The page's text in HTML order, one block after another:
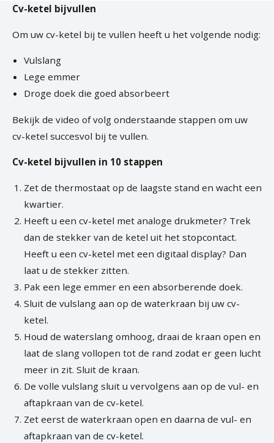
Cv-ketel bijvullen
Om uw cv-ketel bij te vullen heeft u het volgende nodig:
Vulslang
Lege emmer
Droge doek die goed absorbeert
Bekijk de video of volg onderstaande stappen om uw
cv-ketel succesvol bij te vullen.
Cv-ketel bijvullen in 10 stappen
Zet de thermostaat op de laagste stand en wacht een
kwartier.
Heeft u een cv-ketel met analoge drukmeter? Trek
dan de stekker van de ketel uit het stopcontact.
Heeft u een cv-ketel met een digitaal display? Dan
laat u de stekker zitten.
Pak een lege emmer en een absorberende doek.
Sluit de vulslang aan op de waterkraan bij uw cv-
ketel.
Houd de waterslang omhoog, draai de kraan open en
laat de slang vollopen tot de rand zodat er geen lucht
meer in zit. Sluit de kraan.
De volle vulslang sluit u vervolgens aan op de vul- en
aftapkraan van de cv-ketel.
Zet eerst de waterkraan open en daarna de vul- en
aftapkraan van de cv-ketel.